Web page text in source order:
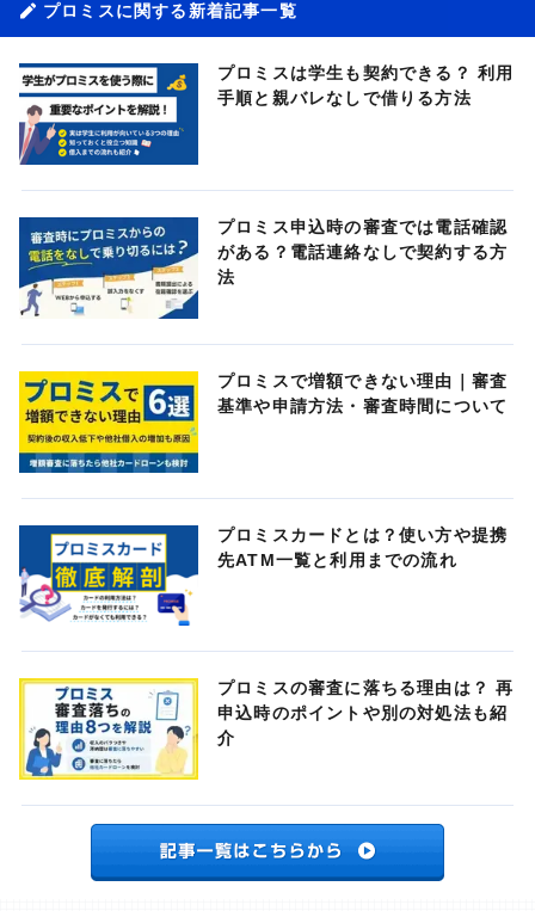
プロミスに関する新着記事一覧
プロミスは学生も契約できる？ 利用
手順と親バレなしで借りる方法
プロミス申込時の審査では電話確認
がある？電話連絡なしで契約する方
法
プロミスで増額できない理由｜審査
基準や申請方法・審査時間について
プロミスカードとは？使い方や提携
先ATM一覧と利用までの流れ
プロミスの審査に落ちる理由は？ 再
申込時のポイントや別の対処法も紹
介